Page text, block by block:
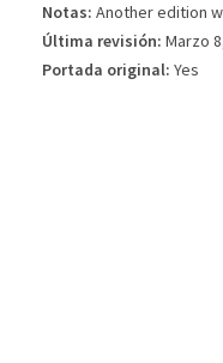
Notas: Another edition
Última revisión: Marzo
Portada original: Yes